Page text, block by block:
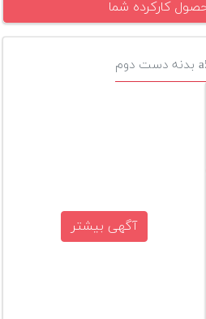
کارکرده شما
آگهی بیشتر